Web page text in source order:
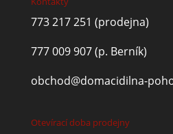
773 217 251 (prodejna)
777 009 907(p. Berník)
obchod@domacidilna-
Otevírací doba prodejny